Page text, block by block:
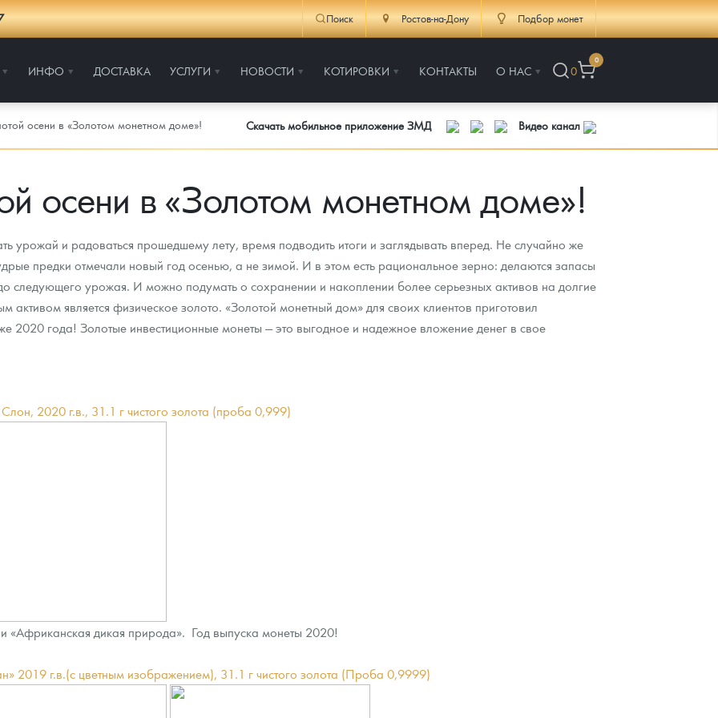
Поиск Ростов-на-Дону Подбор монет
ИНФО ДОСТАВКА УСЛУГИ НОВОСТИ КОТИРОВКИ КОНТАКТЫ О НАС 0
0
осени в «Золотом монетном доме»! Скачать мобильное приложение ЗМД Видео канал
осени в «Золотом монетном доме»!
урожай и радоваться прошедшему лету, время подводить итоги и заглядывать вперед. Не случайно же
предки отмечали новый год осенью, а не зимой. И в этом есть рациональное зерно: делаются запасы
следующего урожая. И можно подумать о сохранении и накоплении более серьезных активов на долгие
является физическое золото. «Золотой монетный дом» для своих клиентов приготовил
2020 года! Золотые инвестиционные монеты — это выгодное и надежное вложение денег в свое
2020 г.в., 31.1 г чистого золота (проба 0,999)
«Африканская дикая природа». Год выпуска монеты 2020!
2019 г.в.(с цветным изображением), 31.1 г чистого золота (Проба 0,9999)